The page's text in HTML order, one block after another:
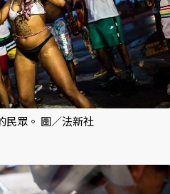
民眾。 圖／法新社